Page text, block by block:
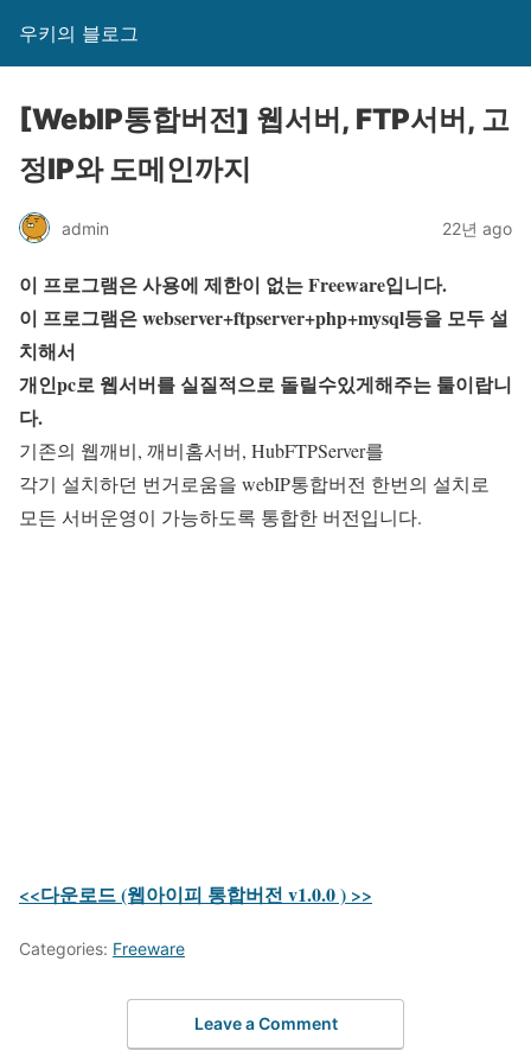
우키의 블로그
[WebIP통합버전] 웹서버, FTP서버, 고
정IP와 도메인까지
admin 22년 ago
이 프로그램은 사용에 제한이 없는 Freeware입니다.
이 프로그램은 webserver+ftpserver+php+mysql등을 모두 설
치해서
개인pc로 웹서버를 실질적으로 돌릴수있게해주는 툴이랍니
다.
기존의 웹깨비, 깨비홈서버, HubFTPServer를
각기 설치하던 번거로움을 webIP통합버전 한번의 설치로
모든 서버운영이 가능하도록 통합한 버전입니다.
<<다운로드 (웹아이피 통합버전 v1.0.0 ) >>
Categories: Freeware
Leave a Comment